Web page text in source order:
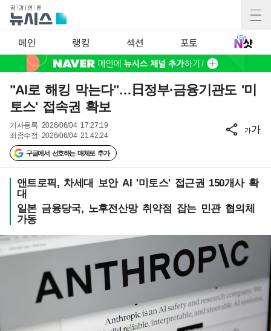
메인 랭킹 섹션 포토
"AI로 해킹 막는다"…日정부·금융기관도 '미
토스' 접속권 확보
기사등록 2026/06/04 17:27:19
최종수정 2026/06/04 21:42:24
구글에서 선호하는 매체로 추가
가가
앤트로픽, 차세대 보안 AI '미토스' 접근권 150개사 확
대
일본 금융당국, 노후전산망 취약점 잡는 민관 협의체
가동